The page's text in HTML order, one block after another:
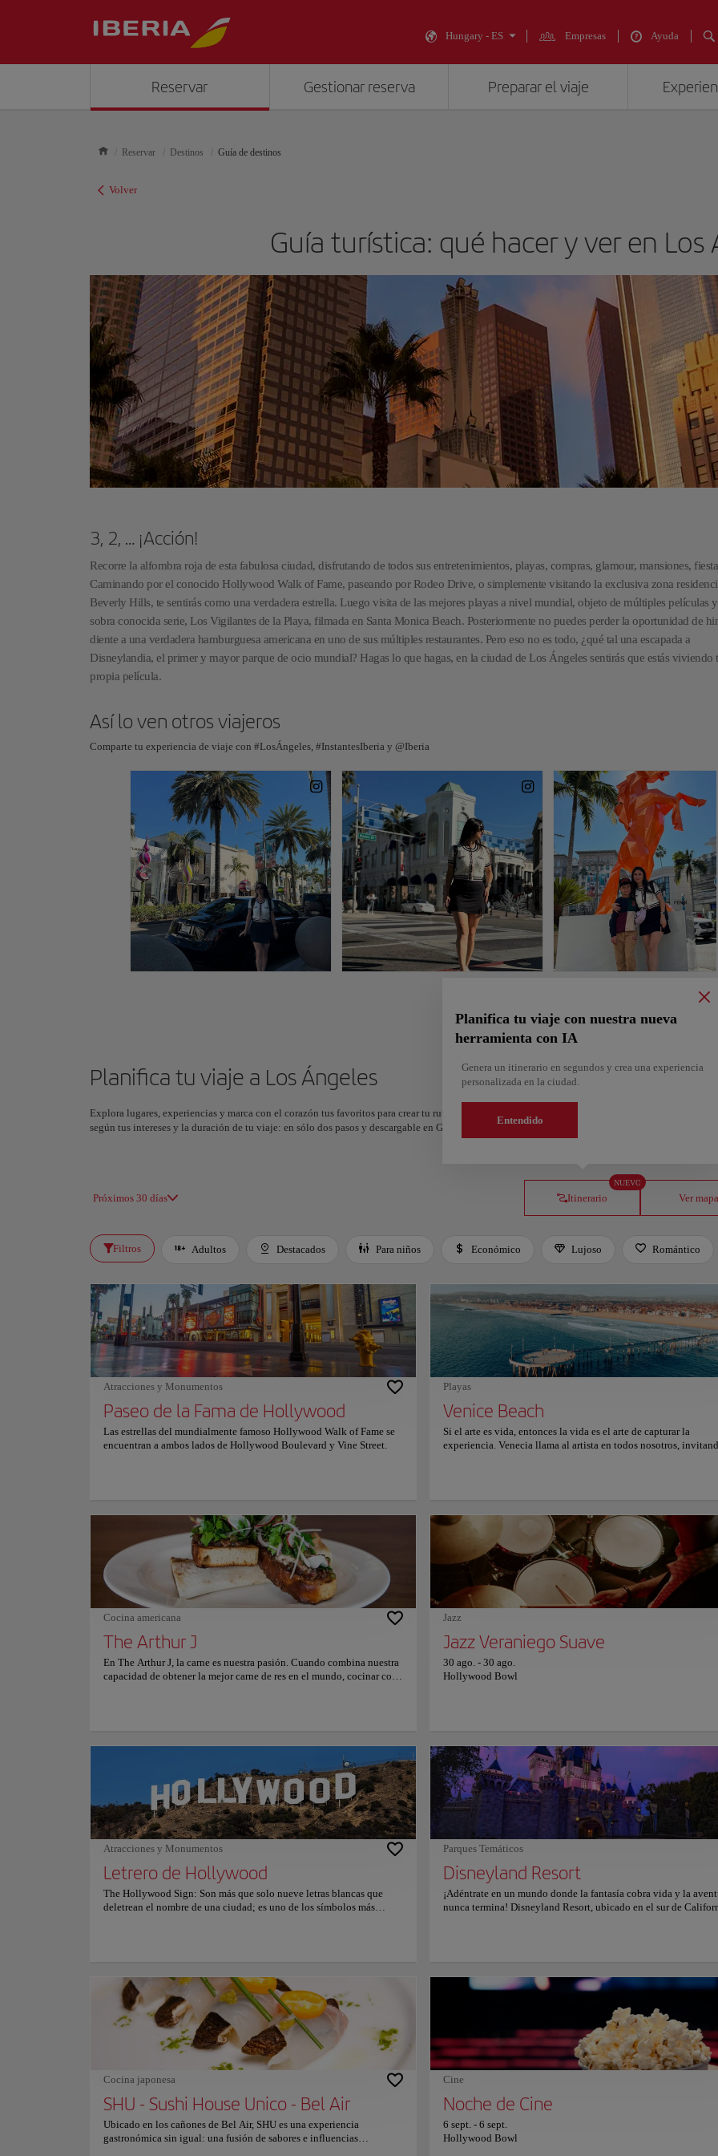
Hungary - ES Empresas Ayuda
Reservar Gestionar reserva Preparar el viaje
Reservar Destinos Guía de destinos
Volver
Guía turística: qué hacer y ver en Los
3, 2, … ¡Acción!
Recorre la alfombra roja de esta fabulosa ciudad, disfrutando de todos sus entretenimientos, playas, compras, glamour, mansiones,
Caminando por el conocido Hollywood Walk of Fame, paseando por Rodeo Drive, o simplemente visitando la exclusiva zona
Beverly Hills, te sentirás como una verdadera estrella. Luego visita de las mejores playas a nivel mundial, objeto de múltiples películas
sobra conocida serie, Los Vigilantes de la Playa, filmada en Santa Monica Beach. Posteriormente no puedes perder la oportunidad de
diente a una verdadera hamburguesa americana en uno de sus múltiples restaurantes. Pero eso no es todo, ¿qué tal una escapada a
Disneylandia, el primer y mayor parque de ocio mundial? Hagas lo que hagas, en la ciudad de Los Ángeles sentirás que estás viviendo
propia película.
Así lo ven otros viajeros
Comparte tu experiencia de viaje con #LosÁngeles, #InstantesIberia y @Iberia
Planifica tu viaje a Los Ángeles
Explora lugares, experiencias y marca con el corazón tus favoritos para crear tu ruta y compartirla. ¿Quieres más ideas? Obtén un itinerario
según tus intereses y la duración de tu viaje: en sólo dos pasos y descargable en Google Maps.
Próximos 30 días Itinerario
NUEVO
Planifica tu viaje con nuestra nueva
herramienta con IA
Genera un itinerario en segundos y crea una experiencia
personalizada en la ciudad.
Entendido
Ver mapa
Filtros Adultos Destacados Para niños Económico Lujoso Romántico
Atracciones y Monumentos
Paseo de la Fama de Hollywood
Las estrellas del mundialmente famoso Hollywood Walk of Fame se
encuentran a ambos lados de Hollywood Boulevard y Vine Street.
Playas
Venice Beach
Si el arte es vida, entonces la vida es el arte de capturar la
experiencia. Venecia llama al artista en todos nosotros,
experimentar y disfrutar de las formas en que Venecia le habla
alma.
Cocina americana
The Arthur J
En The Arthur J, la carne es nuestra pasión. Cuando combina nuestra
capacidad de obtener la mejor carne de res en el mundo, cocinar con
uno de nuestros bistecs es cocinado hábilmente por nuestro Grill
Master en un fuego vivo alimentado con brasas de roble blanco
humeante. Nuestros bistecs están disponibles tanto en seco como en
húmedo, así como Bone-in, a la parrilla a la perfección nuestra
magnífica J & R Woodfire Grill.
Jazz
Jazz Veraniego Suave
30 ago. - 30 ago.
Hollywood Bowl
Atracciones y Monumentos
Letrero de Hollywood
The Hollywood Sign: Son más que solo nueve letras blancas que
deletrean el nombre de una ciudad; es uno de los símbolos más
un recorrido fotográfico por la historia de Hollywood y consejos
sobre dónde ver el letrero, vivir en Webcams de inicio de sesión y las
últimas novedades de Sign. También aprenderá sobre las personas
que trabajan para mantener el Signo preservado y protegido, y cómo
puede participar.
Parques Temáticos
Disneyland Resort
¡Adéntrate en un mundo donde la fantasía cobra vida y la
nunca termina! Disneyland Resort, ubicado en el sur de
1955, podrás navegar con piratas, explorar junglas misteriosas,
conocer princesas de cuentos de hadas, sumergirte bajo el
ocho tierras temáticas encantadoras: Main Street, U.S.A.,
Tomorrowland, Fantasyland, Mickey's Toontown, Frontierland,
Critter Country, New Orleans Square y Adventureland. Durante
décadas, ha sido el lugar donde generaciones de familias han
realidad sus sueños Disney.
Cocina japonesa
SHU - Sushi House Unico - Bel Air
Ubicado en los cañones de Bel Air, SHU es una experiencia
gastronómica sin igual: una fusión de sabores e influencias
Cine
Noche de Cine
6 sept. - 6 sept.
Hollywood Bowl
Parques Temáticos
Muelle de Santa Mónica
Para niños
Enlace al sitio web